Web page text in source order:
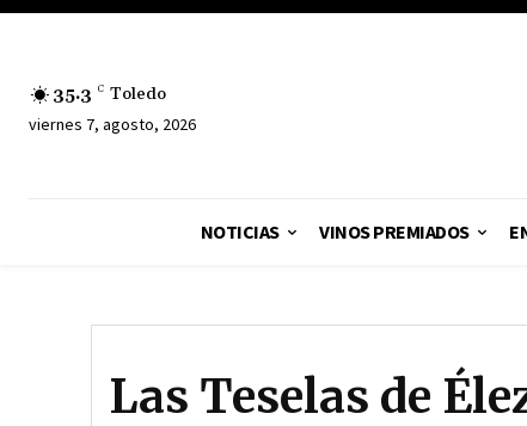
35.3 C Toledo
viernes 7, agosto, 2026
NOTICIAS VINOS PREMIADOS
Las Teselas de